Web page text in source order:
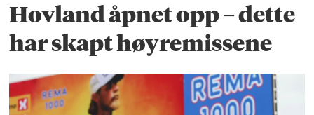
Hovland åpnet opp – dette
har skapt høyremissene